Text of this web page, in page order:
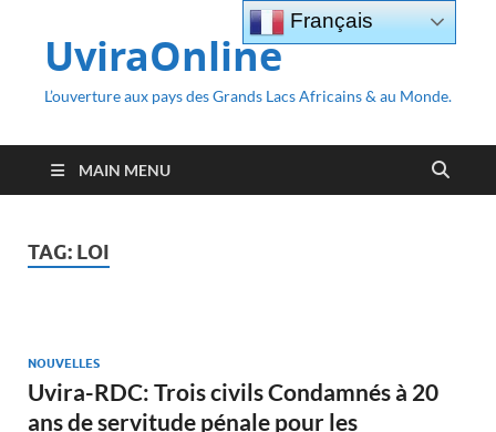
UviraOnline
L’ouverture aux pays des Grands Lacs Africains & au Monde.
MAIN MENU
TAG: LOI
NOUVELLES
Uvira-RDC: Trois civils Condamnés à 20
ans de servitude pénale pour les
Français